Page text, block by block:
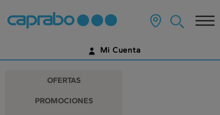
Promociones
y
descuentos
en
nuestros
supermercados
contenido
página
Mi Cuenta
¿AÚN NO TIENES UNA CUENTA DIGITAL?
OFERTAS
PROMOCIONES